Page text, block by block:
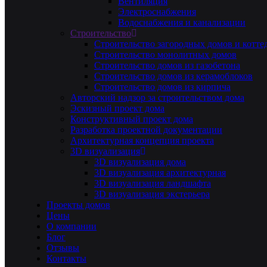
Электроснабжения
Водоснабжения и канализации
Строительство
Строительство загородных домов и
Строительство монолитных домов
Строительство домов из газобетона
Строительство домов из керамоблоков
Строительство домов из кирпича
Авторский надзор за строительством дома
Эскизный проект дома
Конструктивный проект дома
Разработка проектной документации
Архитектурная концепция проекта
3D визуализация
3D визуализация дома
3D визуализация архитектурная
3D визуализация ландшафта
3D визуализация экстерьера
Проекты домов
Цены
О компании
Блог
Отзывы
Контакты